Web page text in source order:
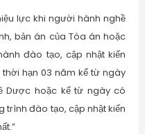
lực khi người hành nghề
bản án của Tòa án hoặc
đào tạo, cập nhật kiến
hạn 03 năm kể từ ngày
Dược hoặc kể từ ngày có
trình đào tạo, cập nhật kiến